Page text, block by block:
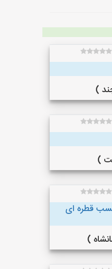
)
و چسب قطره ای